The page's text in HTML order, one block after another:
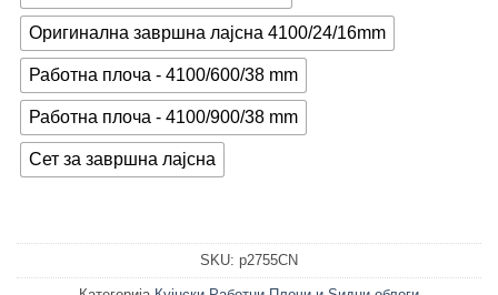
Оригинална завршна лајсна 4100/24/16mm
Работна плоча - 4100/600/38 mm
Работна плоча - 4100/900/38 mm
Сет за завршна лајсна
SKU: p2755CN